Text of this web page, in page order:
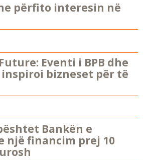
përfito interesin në
Eventi i BPB dhe
inspiroi bizneset për të
Bankën e
një financim prej 10